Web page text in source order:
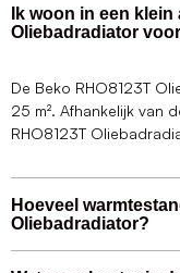
Ik woon in een
Oliebadradiator
De Beko RHO8123T
25 m². Afhankelijk van
RHO8123T
Hoeveel
Oliebadradiator?